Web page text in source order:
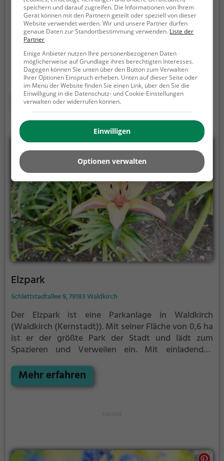
Kastanienaalle park
Kastanienallee 7, 79211 Denzlingen
Der Kastanienaalle park ist eine Parkanlage in
Denzlingen. Mit seiner Fläche von 0,5 ha ist er der
größte Park der Stadt und lädt zum Spazieren und
Verweilen ein. Mit einladenden Grünflächen und
Sitzgelegenheiten bietet der Kastanienaalle park
zahlreiche Möglichkeiten zur Entspannung.
Mehr erfahren
Elzpark
Schlettstadtallee 9, 79183 Waldkirch
Der Elzpark ist eine Parkanlage in Waldkirch
(Waldkirch (Kernstadt)).Mit seiner Fläche von 0,6 ha
ist er der größte Park der Stadt und lädt zum
Spazieren und Verweilen ein. Mit einladenden
Elzpark zahlreiche Möglichkeiten zur Entspannung.
Mehr erfahren
speichern und darauf zugreifen. Die Informationen von Ihrem
Gerät können mit den Partnern geteilt oder speziell von dieser
Website verwendet werden. Wir und unsere Partner dürfen
genaue Daten zur Standortbestimmung verwenden. Liste der
Partner
Einige Anbieter nutzen Ihre personenbezogenen Daten
möglicherweise auf Grundlage ihres berechtigten Interesses.
Dagegen können Sie unten über den Button zum Verwalten
Ihrer Optionen Einspruch erheben. Unten auf dieser Seite oder
im Menü der Website finden Sie einen Link, über den Sie die
Einwilligung in die Datenschutz- und Cookie-Einstellungen
verwalten oder widerrufen können.
Einwilligen
Optionen verwalten